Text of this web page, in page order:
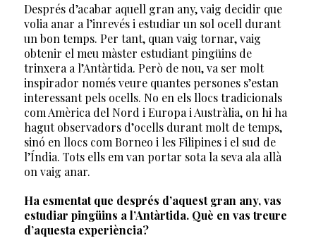
Després d’acabar aquell gran any, vaig decidir que
volia anar a l’inrevés i estudiar un sol ocell durant
un bon temps. Per tant, quan vaig tornar, vaig
obtenir el meu màster estudiant pingüins de
trinxera a l’Antàrtida. Però de nou, va ser molt
inspirador només veure quantes persones s’estan
interessant pels ocells. No en els llocs tradicionals
com Amèrica del Nord i Europa i Austràlia, on hi ha
hagut observadors d’ocells durant molt de temps,
sinó en llocs com Borneo i les Filipines i el sud de
l’Índia. Tots ells em van portar sota la seva ala allà
on vaig anar.
Ha esmentat que després d’aquest gran any, vas
estudiar pingüins a l’Antàrtida. Què en vas treure
d’aquesta experiència?